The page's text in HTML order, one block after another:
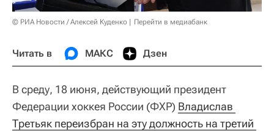
© РИА Новости / Алексей Куденко Перейти в медиабанк
Читать в МАКС Дзен
В среду, 18 июня, действующий президент
Федерации хоккея России (ФХР) Владислав
Третьяк переизбран на эту должность на третий